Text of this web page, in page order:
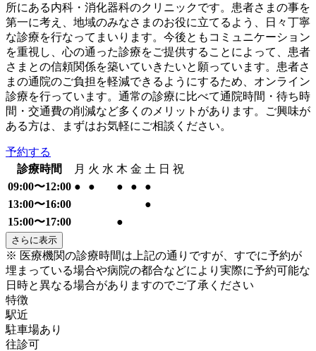
所にある内科・消化器科のクリニックです。患者さまの事を
第一に考え、地域のみなさまのお役に立てるよう、日々丁寧
な診療を行なってまいります。今後ともコミュニケーション
を重視し、心の通った診療をご提供することによって、患者
さまとの信頼関係を築いていきたいと願っています。患者さ
まの通院のご負担を軽減できるようにするため、オンライン
診療を行っています。通常の診療に比べて通院時間・待ち時
間・交通費の削減など多くのメリットがあります。ご興味が
ある方は、まずはお気軽にご相談ください。
予約する
診療時間
月 火 水 木 金 土 日 祝
09:00〜12:00 ● ● ● ●
●
13:00〜16:00
●
15:00〜17:00
●
さらに表示
※ 医療機関の診療時間は上記の通りですが、すでに予約が
埋まっている場合や病院の都合などにより実際に予約可能な
日時と異なる場合がありますのでご了承ください
特徴
駅近
駐車場あり
往診可